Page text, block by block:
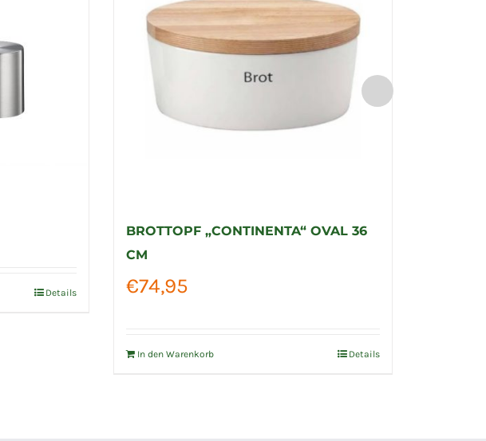
Details
BROTTOPF „CONTINENTA“ OVAL 36
CM
€74,95
In den Warenkorb Details